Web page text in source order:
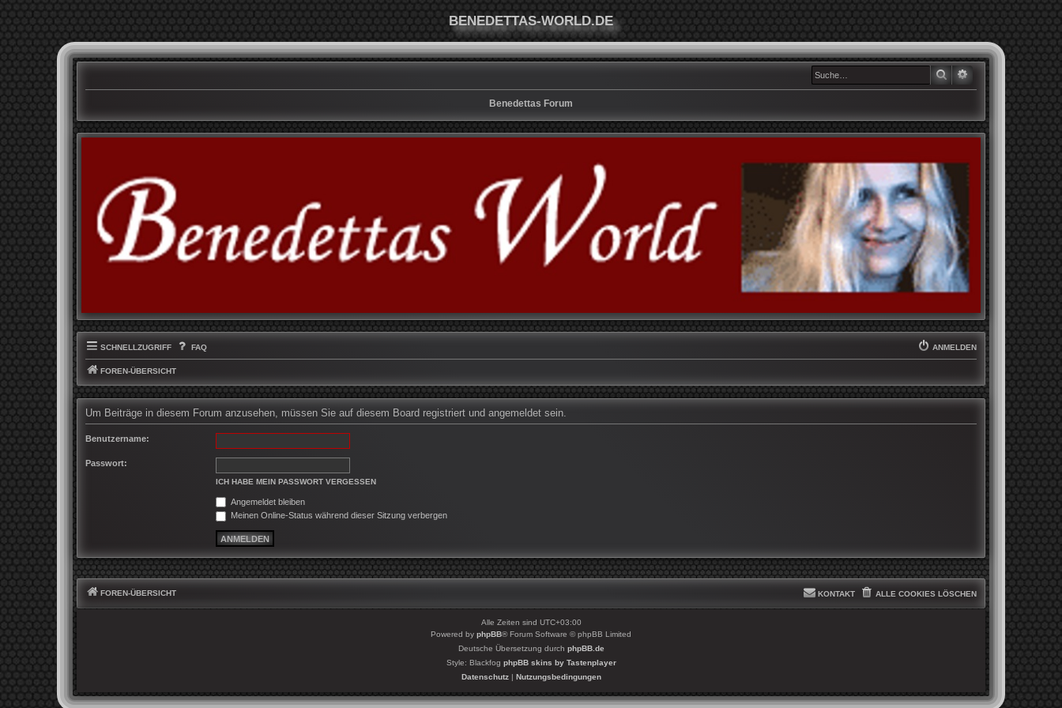
BENEDETTAS-WORLD.DE
SUCHE
Benedettas Forum
SCHNELLZUGRIFF FAQ ANMELDEN
FOREN-ÜBERSICHT
Um Beiträge in diesem Forum anzusehen, müssen Sie auf diesem Board registriert und angemeldet sein.
Benutzername:
Passwort:
ICH HABE MEIN PASSWORT VERGESSEN
Angemeldet bleiben
Meinen Online-Status während dieser Sitzung verbergen
FOREN-ÜBERSICHT ALLE COOKIES LÖSCHEN
KONTAKT
Alle Zeiten sind UTC+03:00
Powered by phpBB® Forum Software © phpBB Limited
Deutsche Übersetzung durch phpBB.de
Style: Blackfog phpBB skins by Tastenplayer
Datenschutz| Nutzungsbedingungen